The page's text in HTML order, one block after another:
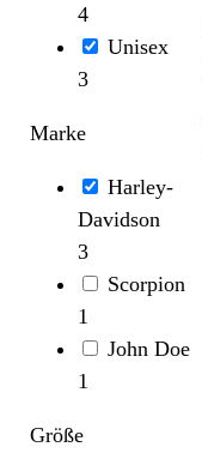
4
Unisex
3
Marke
Harley-
Davidson
3
Scorpion
1
John Doe
1
Größe